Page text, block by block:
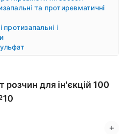
та протиревматичні
протизапальні і
розчин для ін'єкцій 100